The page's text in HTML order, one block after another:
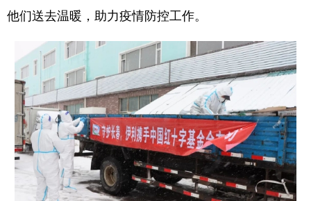
公益 一带一路 亚太网
文化产业
地方频道
北京 天津 河北 山西
辽宁 吉林 上海 江苏
浙江 安徽 福建 江西
他们送去温暖，助力疫情防控工作。